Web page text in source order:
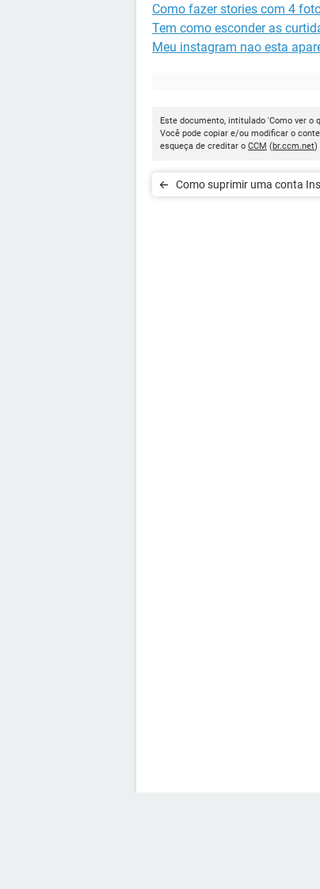
Como fazer stories com 4
Tem como esconder as
Meu instagram nao esta
Este documento, intitulado 'Como ver o
Você pode copiar e/ou modificar o
esqueça de creditar o CCM (br.ccm.net)
Como suprimir uma conta